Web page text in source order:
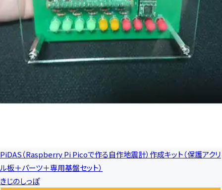
PiDAS（Raspberry Pi Picoで作る自作地震計）作成キット（保護アクリ
ル板＋パーツ＋専用基盤セット）
きじのしっぽ